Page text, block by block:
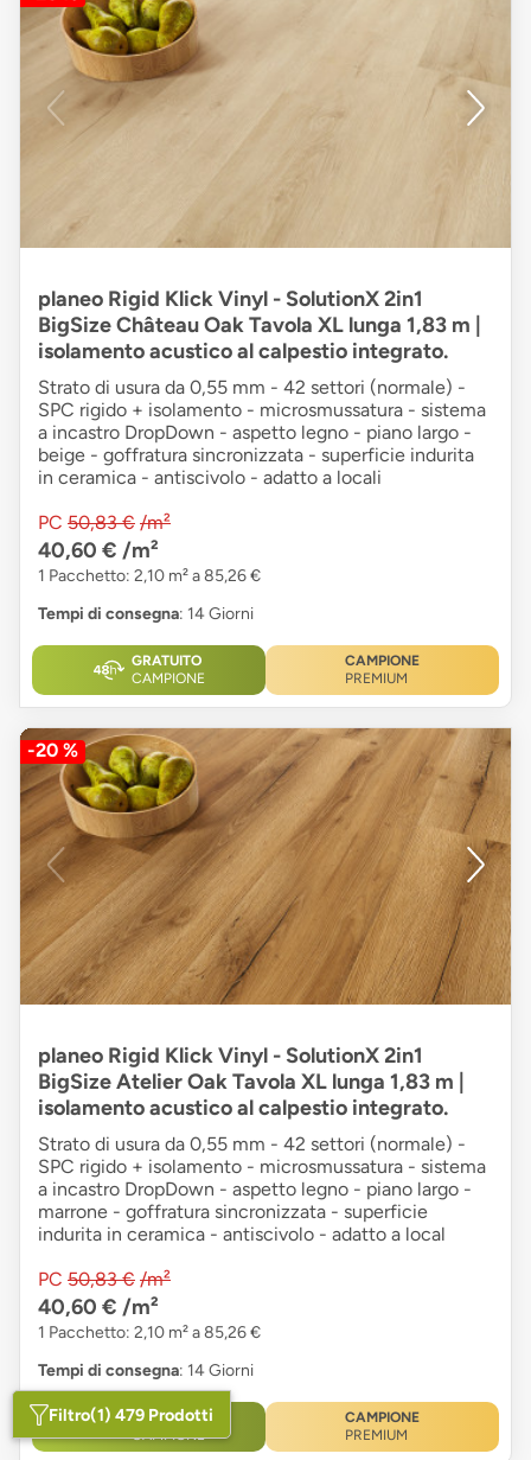
planeo Rigid Klick Vinyl - SolutionX 2in1
BigSize Château Oak Tavola XL lunga 1,83 m |
isolamento acustico al calpestio integrato.
Strato di usura da 0,55 mm - 42 settori (normale) -
SPC rigido + isolamento - microsmussatura - sistema
a incastro DropDown - aspetto legno - piano largo -
beige - goffratura sincronizzata - superficie indurita
in ceramica - antiscivolo - adatto a locali
PC 50,83 € /m²
40,60 € /m²
1 Pacchetto: 2,10 m² a 85,26 €
Tempi di consegna: 14 Giorni
GRATUITO
CAMPIONE
CAMPIONE
PREMIUM
-20 %
planeo Rigid Klick Vinyl - SolutionX 2in1
BigSize Atelier Oak Tavola XL lunga 1,83 m |
isolamento acustico al calpestio integrato.
Strato di usura da 0,55 mm - 42 settori (normale) -
SPC rigido + isolamento - microsmussatura - sistema
a incastro DropDown - aspetto legno - piano largo -
marrone - goffratura sincronizzata - superficie
indurita in ceramica - antiscivolo - adatto a local
PC 50,83 € /m²
40,60 € /m²
1 Pacchetto: 2,10 m² a 85,26 €
Tempi di consegna: 14 Giorni
GRATUITO
CAMPIONE
CAMPIONE
PREMIUM
Filtro(1) 479 Prodotti